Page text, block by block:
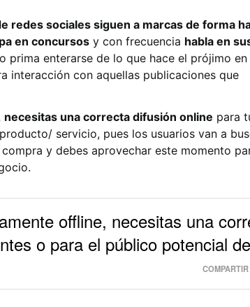
redes sociales siguen a marcas de forma
en concursos y con frecuencia habla en
prima enterarse de lo que hace el prójimo
interacción con aquellas publicaciones que
necesitas una correcta difusión online para
servicio, pues los usuarios van a
y debes aprovechar este momento
offline, necesitas una
o para el público potencial